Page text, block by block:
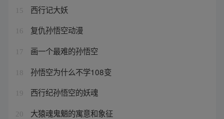
15 西行记大妖
16 复仇孙悟空动漫
17 画一个最难的孙悟空
18 孙悟空为什么不学108变
19 西行纪孙悟空的妖魂
20 大猿魂鬼魈的寓意和象征